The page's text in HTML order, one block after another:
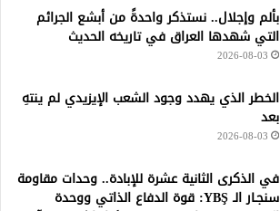
بألم وإجلال.. نستذكر واحدةً من أبشع الجرائم
التي شهدها العراق في تاريخه الحديث
2026-08-03
الخطر الذي يهدد وجود الشعب الإيزيدي لم ينتهِ
بعد
2026-08-03
في الذكرى الثانية عشرة للإبادة.. وحدات مقاومة
سنجـار الـ YBŞ: قوة الدفاع الذاتي ووحدة